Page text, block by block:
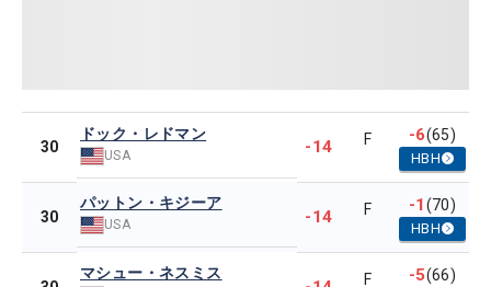
30
ドック・レドマン
USA -14 F -6(65)
HBH
30
パットン・キジーア
USA -14 F -1(70)
HBH
マシュー・ネスミス F -5(66)